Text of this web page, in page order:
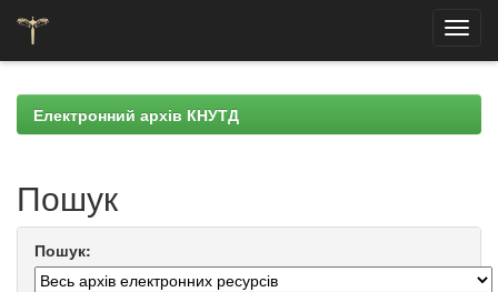
navigationЕлектронний архів КНУТД
Пошук
Пошук: